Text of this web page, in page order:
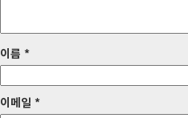
이름 *
이메일 *